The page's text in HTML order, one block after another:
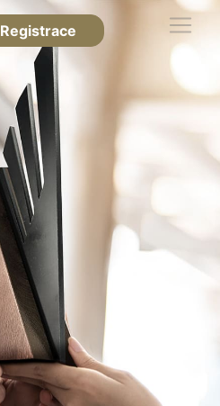
Registrace